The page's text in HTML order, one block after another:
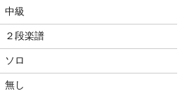
中級
２段楽譜
ソロ
無し